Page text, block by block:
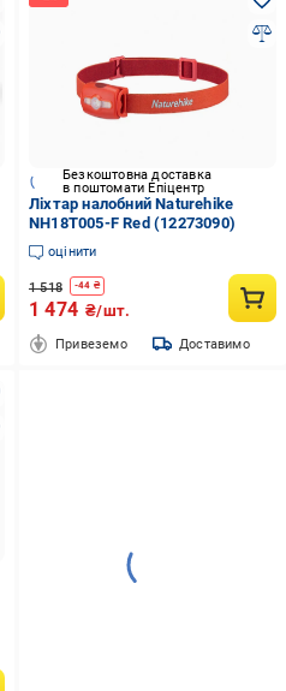
Безкоштовна доставка
в поштомати Епіцентр
Ліхтар налобний Naturehike
NH18T005-F Red (12273090)
оцінити
1 518 -44 ₴
1 474 ₴/шт.
Привеземо Доставимо